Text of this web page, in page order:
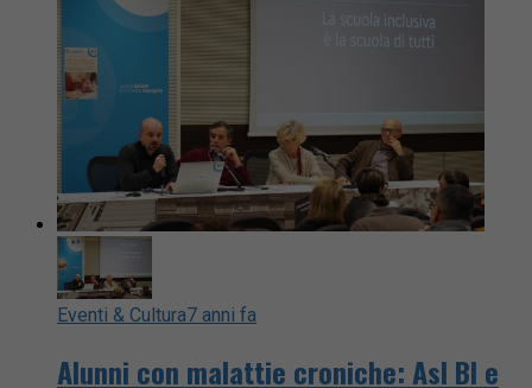
Eventi & Cultura7 anni fa
Alunni con malattie croniche: Asl BI e